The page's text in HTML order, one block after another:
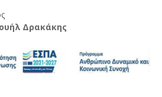
Δρακάκης